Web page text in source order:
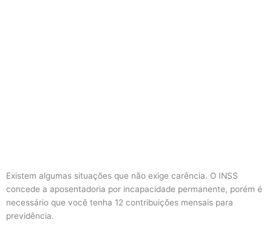
Existem algumas situações que não exige carência. O INSS
concede a aposentadoria por incapacidade permanente, porém é
necessário que você tenha 12 contribuições mensais para
previdência.